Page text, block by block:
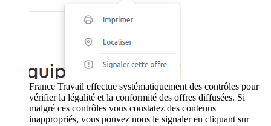
France Travail effectue systématiquement des contrôles pour
vérifier la légalité et la conformité des offres diffusées. Si
malgré ces contrôles vous constatez des contenus
inappropriés, vous pouvez nous le signaler en cliquant sur